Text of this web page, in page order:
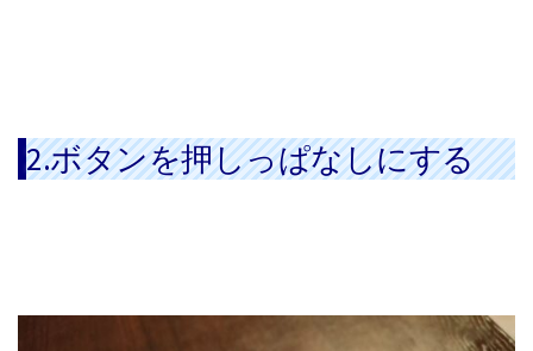
2.ボタンを押しっぱなしにする